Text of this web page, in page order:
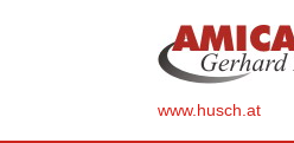
www.husch.at